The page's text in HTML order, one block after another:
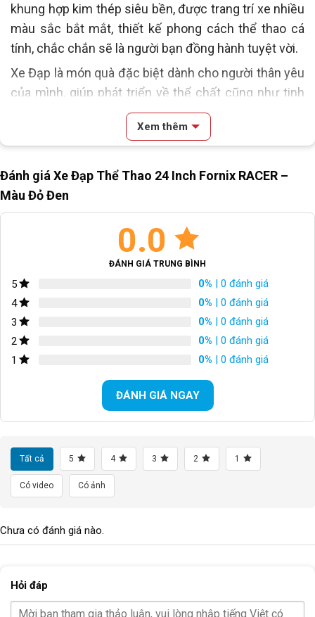
khung hợp kim thép siêu bền, được trang trí xe nhiều
màu sắc bắt mắt, thiết kế phong cách thể thao cá
tính, chắc chắn sẽ là người bạn đồng hành tuyệt vời.
Xe Đạp là món quà đặc biệt dành cho người thân yêu
của mình, giúp phát triển về thể chất cũng như tinh
Xem thêm
Đánh giá Xe Đạp Thể Thao 24 Inch Fornix RACER –
Màu Đỏ Đen
0.0
ĐÁNH GIÁ TRUNG BÌNH
5 0% | 0 đánh giá
4
0% | 0 đánh giá
3
0% | 0 đánh giá
2
0% | 0 đánh giá
1
0% | 0 đánh giá
ĐÁNH GIÁ NGAY
Tất cả 5 4 3 2 1
Có video Có ảnh
Chưa có đánh giá nào.
Hỏi đáp